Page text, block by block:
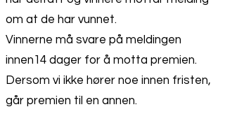
om at de har vunnet.
Vinnerne må svare på meldingen
innen14 dager for å motta premien.
Dersom vi ikke hører noe innen fristen,
går premien til en annen.